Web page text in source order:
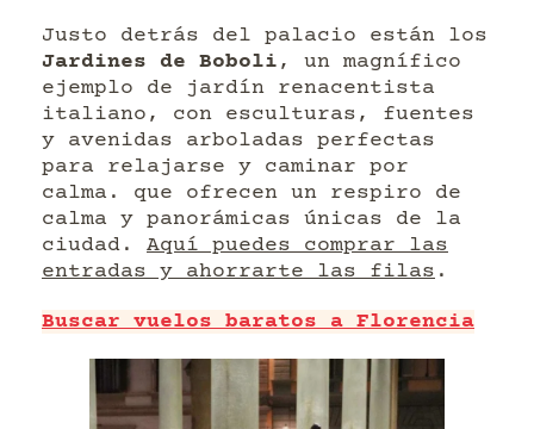
Justo detrás del palacio están los
Jardines de Boboli , un magnífico
ejemplo de jardín renacentista
italiano, con esculturas, fuentes
y avenidas arboladas perfectas
para relajarse y caminar por
calma. que ofrecen un respiro de
calma y panorámicas únicas de la
ciudad. Aquí puedes comprar las
entradas y ahorrarte las filas .
Buscar vuelos baratos a Florencia